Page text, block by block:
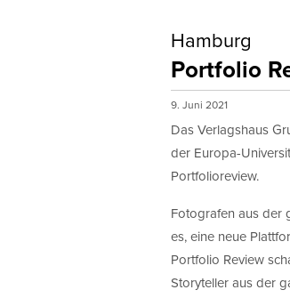
Hamburg
Portfolio
9. Juni 2021
Das Verlagshaus
der Europa-
Portfolioreview.
Fotografen aus der
es, eine neue
Portfolio Review
Storyteller aus der